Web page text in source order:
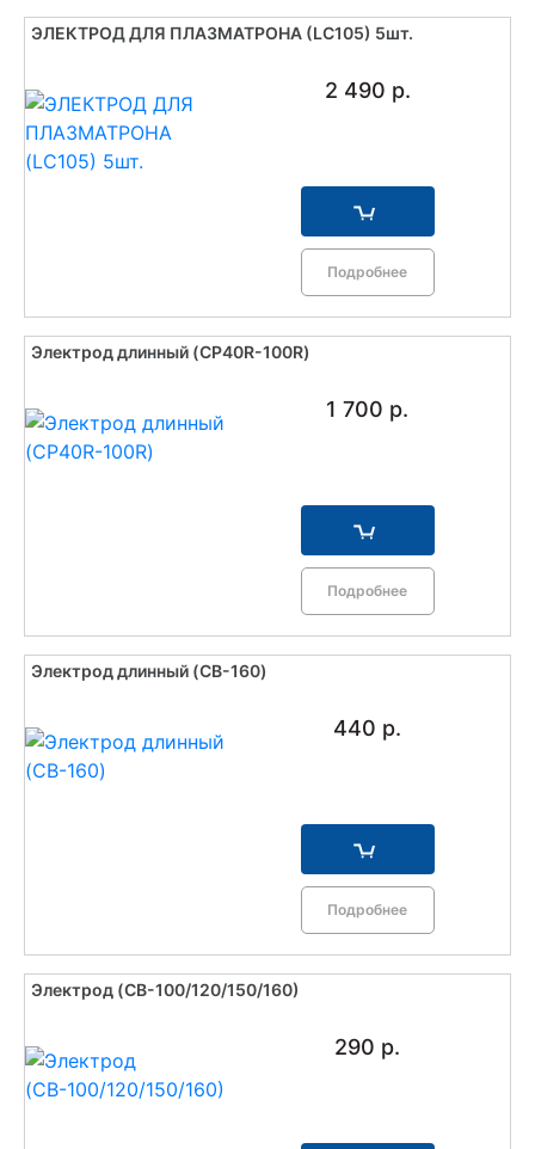
ЭЛЕКТРОД ДЛЯ ПЛАЗМАТРОНА (LC105) 5шт.
2 490 р.
Подробнее
Электрод длинный (CP40R-100R)
1 700 р.
Подробнее
Электрод длинный (CB-160)
440 р.
Подробнее
Электрод (CВ-100/120/150/160)
290 р.